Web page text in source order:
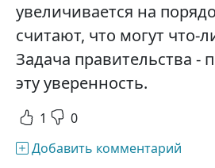
увеличивается на
считают, что могут что-
Задача правительства -
эту уверенность.
1 0
Добавить комментарий